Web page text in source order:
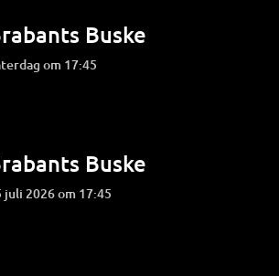
Buske
om 17:45
Buske
juli 2026 om 17:45